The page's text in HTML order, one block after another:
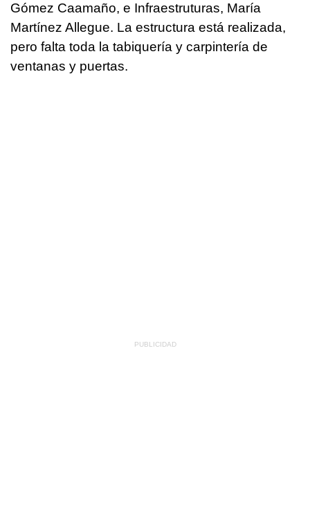
Gómez Caamaño, e Infraestruturas, María
Martínez Allegue. La estructura está realizada,
pero falta toda la tabiquería y carpintería de
ventanas y puertas.